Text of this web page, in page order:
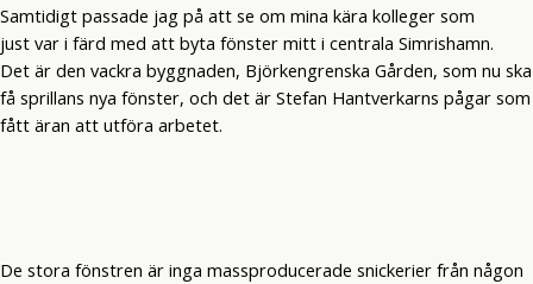
Samtidigt passade jag på att se om mina kära kolleger som
just var i färd med att byta fönster mitt i centrala Simrishamn.
Det är den vackra byggnaden, Björkengrenska Gården, som nu ska
få sprillans nya fönster, och det är Stefan Hantverkarns pågar som
fått äran att utföra arbetet.
De stora fönstren är inga massproducerade snickerier från någon